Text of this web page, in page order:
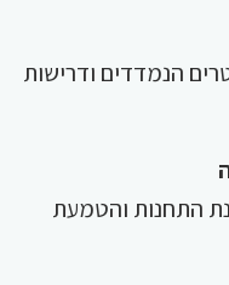
הנמדדים ודרישות
התחנות והטמעת